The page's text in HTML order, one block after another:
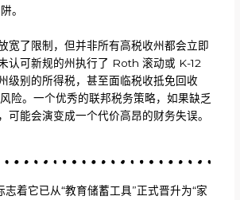
。
宽了限制，但并非所有高税收州都会立即
认可新规的州执行了 Roth 滚动或 K-12
级别的所得税，甚至面临税收抵免回收
险。一个优秀的联邦税务策略，如果缺乏
可能会演变成一个代价高昂的财务失误。
着它已从“教育储蓄工具”正式晋升为“家